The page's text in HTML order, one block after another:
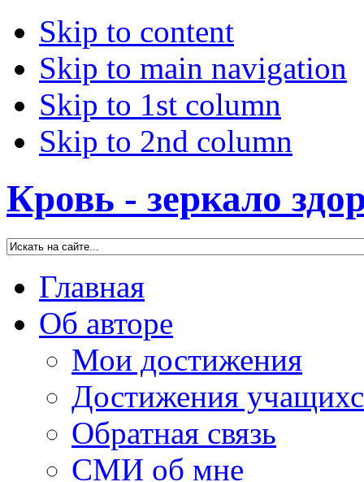
Skip to content
Skip to main navigation
Skip to 1st column
Skip to 2nd column
Кровь - зеркало
Главная
Об авторе
Мои достижения
Достижения
Обратная связь
СМИ об мне